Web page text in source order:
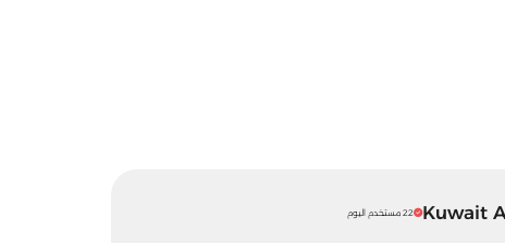
22 مستخدم اليوم